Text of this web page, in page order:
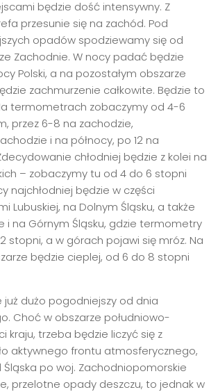
będzie dość intensywny. Z
przesunie się na zachód. Pod
opadów spodziewamy się od
Zachodnie. W nocy padać będzie
Polski, a na pozostałym obszarze
zachmurzenie całkowite. Będzie to
termometrach zobaczymy od 4-6
przez 6-8 na zachodzie,
i na północy, po 12 na
chłodniej będzie z kolei na
– zobaczymy tu od 4 do 6 stopni
najchłodniej będzie w części
Lubuskiej, na Dolnym Śląsku, a także
i na Górnym Śląsku, gdzie termometry
stopni, a w górach pojawi się mróz. Na
będzie cieplej, od 6 do 8 stopni
już dużo pogodniejszy od dnia
Choć w obszarze południowo-
kraju, trzeba będzie liczyć się z
aktywnego frontu atmosferycznego,
po woj. Zachodniopomorskie
przelotne opady deszczu, to jednak w